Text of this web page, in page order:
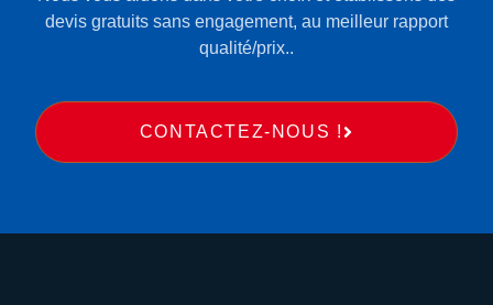
devis gratuits sans engagement, au meilleur rapport
qualité/prix..
CONTACTEZ-NOUS !